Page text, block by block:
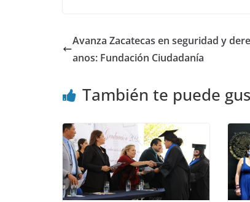
Avanza Zacatecas en seguridad y
anos: Fundación Ciudadanía
También te puede